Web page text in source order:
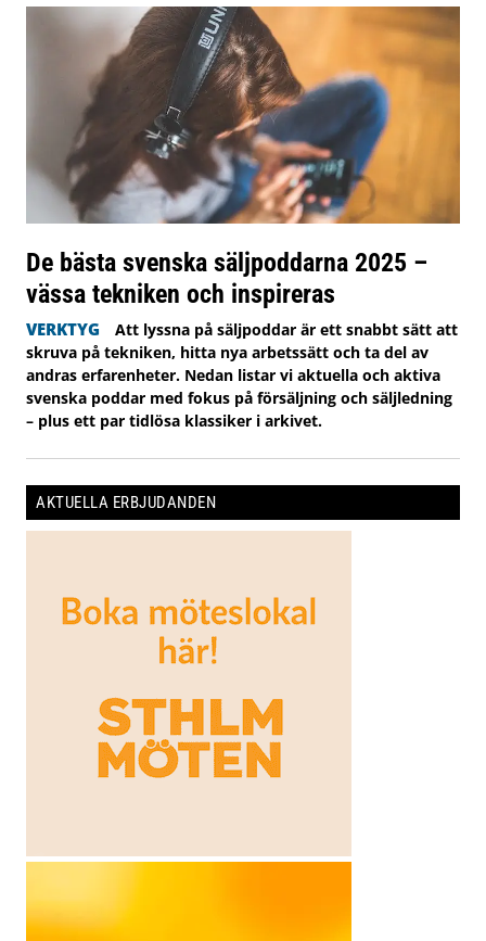
De bästa svenska säljpoddarna 2025 –
vässa tekniken och inspireras
VERKTYG
Att lyssna på säljpoddar är ett snabbt sätt att
skruva på tekniken, hitta nya arbetssätt och ta del av
andras erfarenheter. Nedan listar vi aktuella och aktiva
svenska poddar med fokus på försäljning och säljledning
– plus ett par tidlösa klassiker i arkivet.
AKTUELLA ERBJUDANDEN